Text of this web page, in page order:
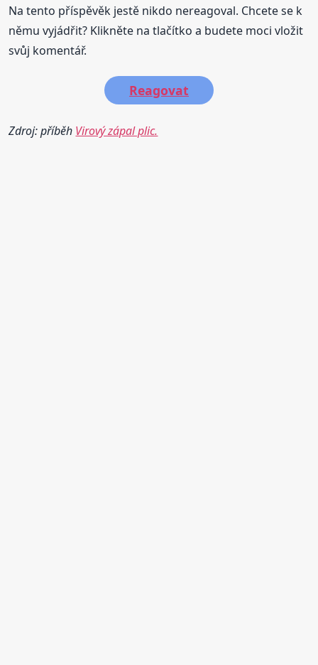
Na tento příspěvěk jestě nikdo nereagoval. Chcete se k
němu vyjádřit? Klikněte na tlačítko a budete moci vložit
svůj komentář.
Reagovat
Zdroj: příběh Virový zápal plic.